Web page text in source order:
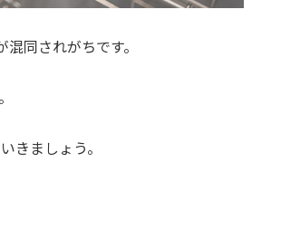
同されがちです。
きましょう。